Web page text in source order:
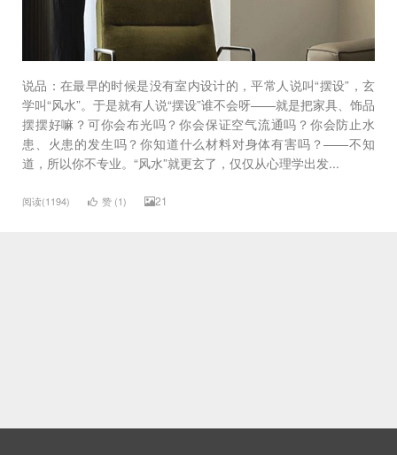
说品：在最早的时候是没有室内设计的，平常人说叫“摆设”，玄
学叫“风水”。于是就有人说“摆设”谁不会呀——就是把家具、饰品
摆摆好嘛？可你会布光吗？你会保证空气流通吗？你会防止水
患、火患的发生吗？你知道什么材料对身体有害吗？——不知
道，所以你不专业。“风水”就更玄了，仅仅从心理学出发...
阅读(1194) 赞 (1) 21